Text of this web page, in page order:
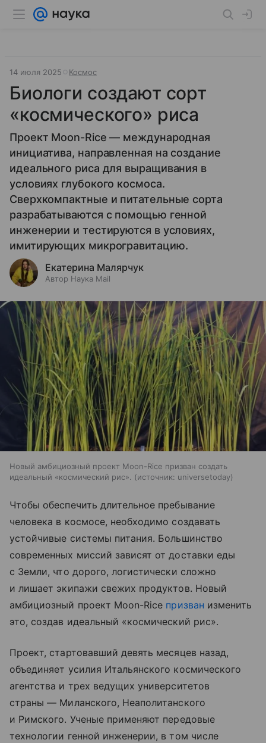
14 июля 2025 Космос
Биологи создают сорт
«космического» риса
Проект Moon-Rice — международная
инициатива, направленная на создание
идеального риса для выращивания в
условиях глубокого космоса.
Сверхкомпактные и питательные сорта
разрабатываются с помощью генной
инженерии и тестируются в условиях,
имитирующих микрогравитацию.
Екатерина Малярчук
Автор Наука Mail
Новый амбициозный проект Moon-Rice призван создать
идеальный «космический рис».
источник: universetoday
Чтобы обеспечить длительное пребывание
человека в космосе, необходимо создавать
устойчивые системы питания. Большинство
современных миссий зависят от доставки еды
с Земли, что дорого, логистически сложно
и лишает экипажи свежих продуктов. Новый
амбициозный проект Moon-Rice призван изменить
это, создав идеальный «космический рис».
Проект, стартовавший девять месяцев назад,
объединяет усилия Итальянского космического
агентства и трех ведущих университетов
страны — Миланского, Неаполитанского
и Римского. Ученые применяют передовые
технологии генной инженерии, в том числе